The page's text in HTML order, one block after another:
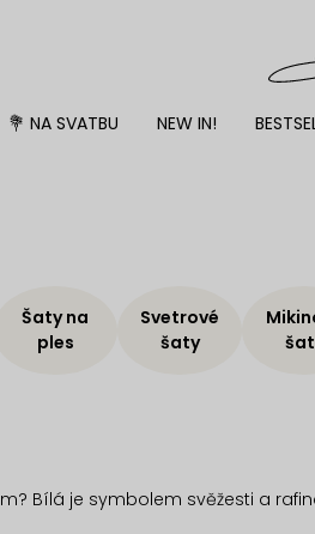
💐 NA SVATBU NEW IN!
Bílá je symbolem svěžesti a
Šaty na
ples
Svetrové
šaty